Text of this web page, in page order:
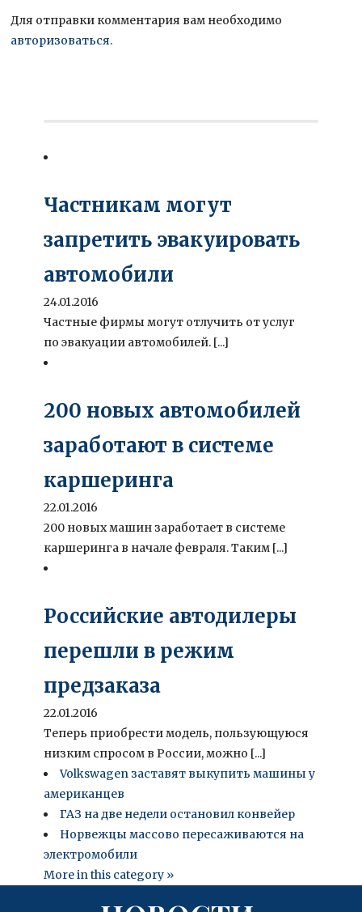
Для отправки комментария вам необходимо
авторизоваться.
Частникам могут
запретить эвакуировать
автомобили
24.01.2016
Частные фирмы могут отлучить от услуг
по эвакуации автомобилей. [...]
200 новых автомобилей
заработают в системе
каршеринга
22.01.2016
200 новых машин заработает в системе
каршеринга в начале февраля. Таким [...]
Российские автодилеры
перешли в режим
предзаказа
22.01.2016
Теперь приобрести модель, пользующуюся
низким спросом в России, можно [...]
Volkswagen заставят выкупить машины у
американцев
ГАЗ на две недели остановил конвейер
Норвежцы массово пересаживаются на
электромобили
More in this category »